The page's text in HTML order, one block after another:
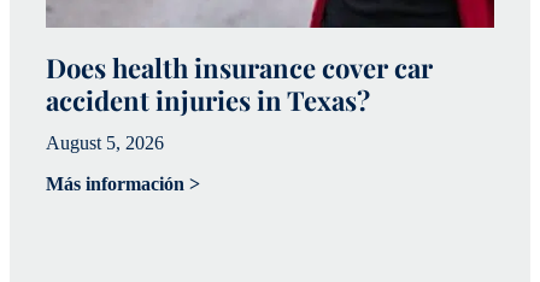
Does health insurance cover car
accident injuries in Texas?
August 5, 2026
Más información >